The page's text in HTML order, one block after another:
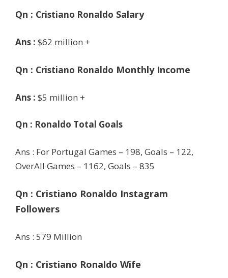
Qn : Cristiano Ronaldo Salary
Ans : $62 million +
Qn : Cristiano Ronaldo Monthly Income
Ans : $5 million +
Qn : Ronaldo Total Goals
Ans : For Portugal Games – 198, Goals – 122,
OverAll Games – 1162, Goals – 835
Qn : Cristiano Ronaldo Instagram
Followers
Ans : 579 Million
Qn : Cristiano Ronaldo Wife